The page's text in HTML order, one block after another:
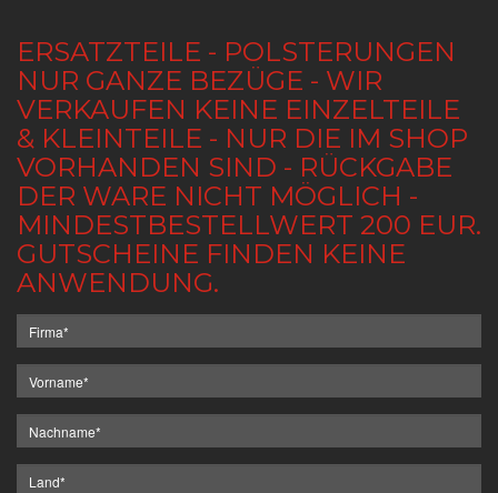
ERSATZTEILE - POLSTERUNGEN
NUR GANZE BEZÜGE - WIR
VERKAUFEN KEINE EINZELTEILE
& KLEINTEILE - NUR DIE IM SHOP
VORHANDEN SIND - RÜCKGABE
DER WARE NICHT MÖGLICH -
MINDESTBESTELLWERT 200 EUR.
GUTSCHEINE FINDEN KEINE
ANWENDUNG.